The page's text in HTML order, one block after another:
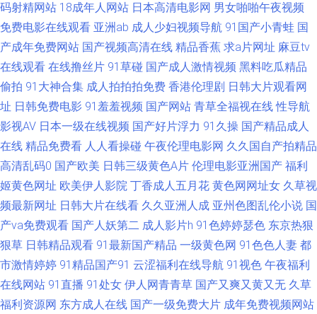
利视频网导航 香蕉大色网 ts性爱网 国产男女精品 国产传媒合集 日韩A级理
论 男人天堂ay 91n成人网站 91精选探花视频 91另类视频 91传媒在线视频网
综合悠悠色 91黄色入口 91超碰最新 91精品国产白浆 91岁成人观看的人性
网站 先锋AV无码电影 91华人在线 九九热一6 欧美婷婷色九月 第一av福利 欧
美性爱亚洲色图 操女人的逼8p AV在线不卡婷图片 九一色站 91资源视频在线
人人超碰人人色 91愛愛 老湿机肏屄 先锋影音波多野结衣 五月婷婷激情网 豆
花视频成人社区入口 东京热导航 日日视频人妻66人要 www91n国产 伪娘TS
91网址美女视频 男人天堂黄网 影音先锋家庭乱来 国产bbwav免费看 日韩美
码射精网站 18成年人网站 日本高清电影网 男女啪啪午夜视频
免费电影在线观看 亚洲ab 成人少妇视频导航 91国产小青蛙 国
产成年免费网站 国产视频高清在线 精品香蕉 求a片网址 麻豆tv
在线观看 在线撸丝片 91草碰 国产成人激情视频 黑料吃瓜精品
偷拍 91大神合集 成人拍拍拍免费 香港伦理剧 日韩大片观看网
址 日韩免费电影 91羞羞视频 国产网站 青草全福视在线 性导航
影视AV 日本一级在线视频 国产好片浮力 91久操 国产精品成人
在线 精品免费看 人人看操碰 午夜伦理电影网 久久国自产拍精品
高清乱码0 国产欧美 日韩三级黄色A片 伦理电影亚洲国产 福利
姬黄色网址 欧美伊人影院 丁香成人五月花 黄色网网址女 久草视
频最新网址 日韩大片在线看 久久亚洲人成 亚州色图乱伦小说 国
产va免费观看 国产人妖第二 成人影片h 91色婷婷瑟色 东京热狠
狠草 日韩精品观看 91最新国产精品 一级黄色网 91色色人妻 都
市激情婷婷 91精品国产91 云涩福利在线导航 91视色 午夜福利
在线网站 91直播 91处女 伊人网青青草 国产又爽又黄又无 久草
福利资源网 东方成人在线 国产一级免费大片 成年免费视频网站